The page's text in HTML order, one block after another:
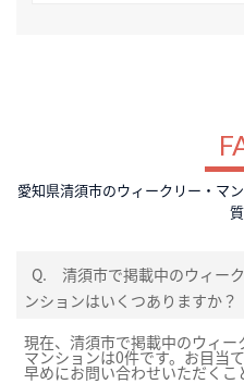
愛知県清須市のウィークリー・マ
Q.
清須市で掲載中のウィー
ンションはいくつありますか？
現在、清須市で掲載中のウィ
マンションは0件です。お目当
早めにお問い合わせいただくこ